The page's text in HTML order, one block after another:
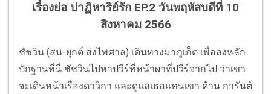
เรื่องย่อ ปาฏิหาริย์รัก EP.2 วันพฤหัสบดีที่ 10
สิงหาคม 2566
ชัชวิน (สน-ยุกต์ ส่งไพศาล) เดินทางมาภูเก็ต เพื่อลงหลัก
ปักฐานที่นี่ ชัชวินไปหาปวีร์ที่หน้าผาที่ปวีร์จากไป ว่าเขา
จะเดินหน้าเรื่องดาวิกา และดูแลเธอแทนเขา ด้าน การันต์